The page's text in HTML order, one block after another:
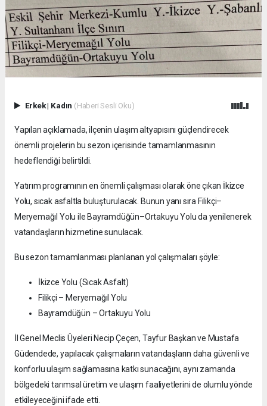
Erkek| Kadın (Haberi Sesli Oku)
Yapılan açıklamada, ilçenin ulaşım altyapısını güçlendirecek
önemli projelerin bu sezon içerisinde tamamlanmasının
hedeflendiği belirtildi.
Yatırım programının en önemli çalışması olarak öne çıkan İkizce
Yolu, sıcak asfaltla buluşturulacak. Bunun yanı sıra Filikçi–
Meryemağıl Yolu ile Bayramdüğün–Ortakuyu Yolu da yenilenerek
vatandaşların hizmetine sunulacak.
Bu sezon tamamlanması planlanan yol çalışmaları şöyle:
İkizce Yolu (Sıcak Asfalt)
Filikçi – Meryemağıl Yolu
Bayramdüğün – Ortakuyu Yolu
İl Genel Meclis Üyeleri Necip Çeçen, Tayfur Başkan ve Mustafa
Güdendede, yapılacak çalışmaların vatandaşların daha güvenli ve
konforlu ulaşım sağlamasına katkı sunacağını, aynı zamanda
bölgedeki tarımsal üretim ve ulaşım faaliyetlerini de olumlu yönde
etkileyeceğini ifade etti.